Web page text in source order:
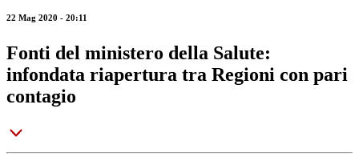
22 Mag 2020 - 20:11
Fonti del ministero della Salute:
infondata riapertura tra Regioni con pari
contagio